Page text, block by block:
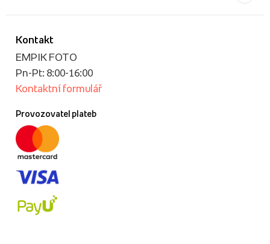
Kontakt
EMPIK FOTO
Pn-Pt: 8:00-16:00
Kontaktní formulář
Provozovatel plateb